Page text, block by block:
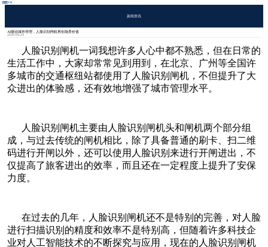
新闻资讯
AI驱动城市管理，人脸识别闸机再创场景价值
2020-04-24
人脸识别闸机一词我想许多人心中都不熟悉，但在日常的
生活工作中，大家却常常见到用到，在北京、广州等全国许
多城市的交通枢纽站都使用了人脸识别闸机，不但提升了大
众进出的体验感，还有效地增强了城市管理水平。
人脸识别闸机主要由人脸识别闸机头和闸机两个部分组
成，与过去传统的闸机相比，除了具备普通的刷卡、扫二维
码进行开闸以外，还可以使用人脸识别来进行开闸进出，不
仅提高了旅客进出的效率，而且还在一定程度上提升了安保
力度。
在过去的几年，人脸识别闸机还不是特别的完善，对人脸
进行扫描识别的精度和效率不是特别高，但随着许多科技企
业对人工智能技术的不断探究与应用，现在的人脸识别闸机